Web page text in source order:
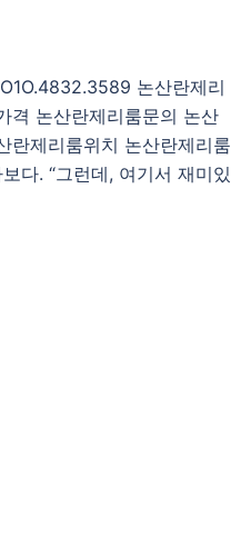
논산란제리
격 논산란제리룸문의 논산
란제리룸위치 논산란제리룸
다. “그런데, 여기서 재미있